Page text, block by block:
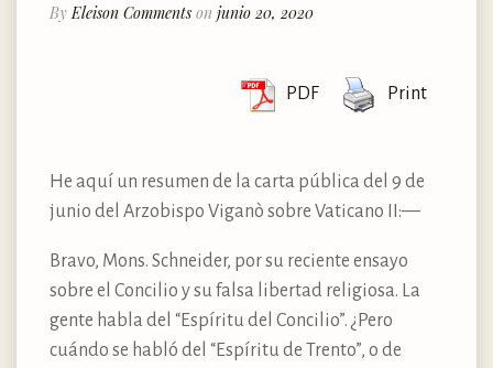
By Eleison Comments on junio 20, 2020
PDF Print
He aquí un resumen de la carta pública del 9 de
junio del Arzobispo Viganò sobre Vaticano II: —
Bravo, Mons. Schneider, por su reciente ensayo
sobre el Concilio y su falsa libertad religiosa. La
gente habla del “Espíritu del Concilio”. ¿Pero
cuándo se habló del “Espíritu de Trento”, o de